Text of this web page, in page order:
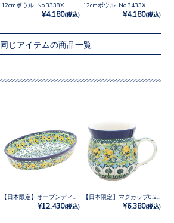
12cmボウル No.3338X
¥4,180(税込)
12cmボウル No.3433X
¥4,180(税込)
同じアイテムの商品一覧
¥12,430(税込) ¥6,380(税込)